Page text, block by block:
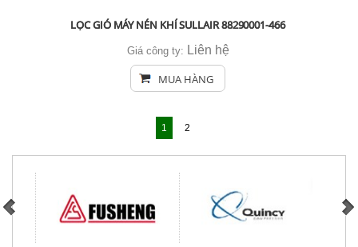
LỌC GIÓ MÁY NÉN KHÍ SULLAIR 88290001-466
Giá công ty: Liên hệ
MUA HÀNG
1 2